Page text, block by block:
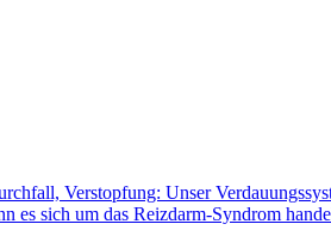
Verstopfung: Unser
sich um das Reizdarm-Syndrom